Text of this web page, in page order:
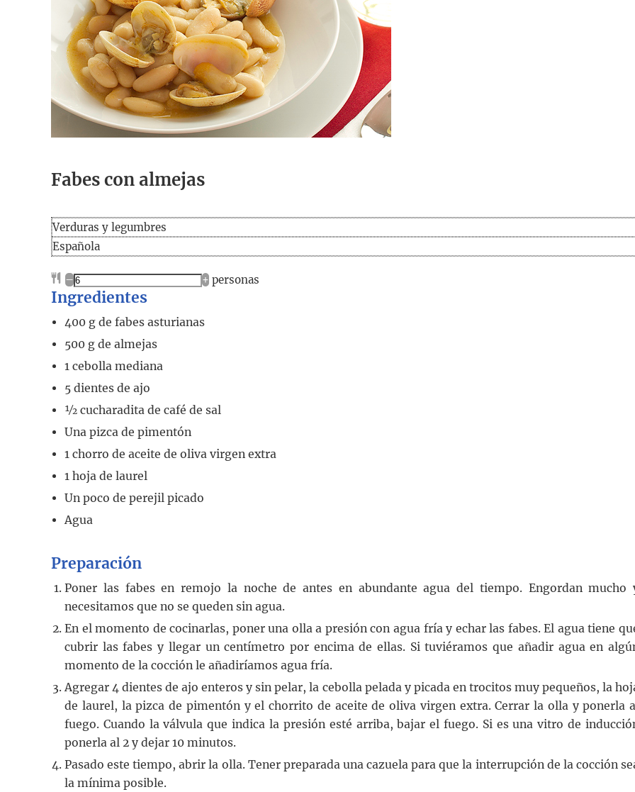
Fabes con almejas
Verduras y legumbres
Española
– + personas
Ingredientes
400 g de fabes asturianas
500 g de almejas
1 cebolla mediana
5 dientes de ajo
½ cucharadita de café de sal
Una pizca de pimentón
1 chorro de aceite de oliva virgen extra
1 hoja de laurel
Un poco de perejil picado
Agua
Preparación
Poner las fabes en remojo la noche de antes en abundante agua del tiempo. Engordan mucho
necesitamos que no se queden sin agua.
En el momento de cocinarlas, poner una olla a presión con agua fría y echar las fabes. El agua tiene
cubrir las fabes y llegar un centímetro por encima de ellas. Si tuviéramos que añadir agua en
momento de la cocción le añadiríamos agua fría.
Agregar 4 dientes de ajo enteros y sin pelar, la cebolla pelada y picada en trocitos muy pequeños, la
de laurel, la pizca de pimentón y el chorrito de aceite de oliva virgen extra. Cerrar la olla y ponerla
fuego. Cuando la válvula que indica la presión esté arriba, bajar el fuego. Si es una vitro de
ponerla al 2 y dejar 10 minutos.
Pasado este tiempo, abrir la olla. Tener preparada una cazuela para que la interrupción de la cocción
la mínima posible.